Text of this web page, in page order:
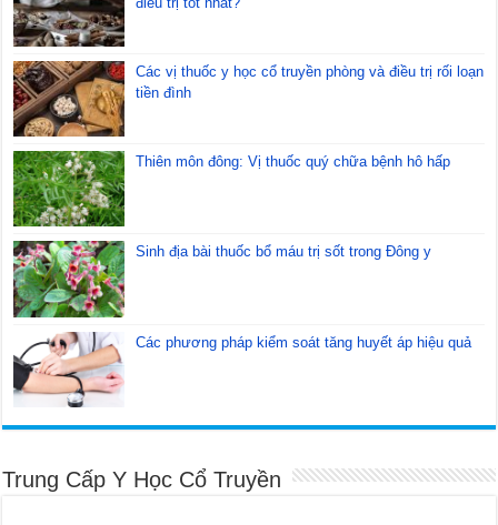
Các vị thuốc y học cổ truyền phòng và điều trị rối loạn
tiền đình
Thiên môn đông: Vị thuốc quý chữa bệnh hô hấp
Sinh địa bài thuốc bổ máu trị sốt trong Đông y
Các phương pháp kiểm soát tăng huyết áp hiệu quả
Trung Cấp Y Học Cổ Truyền